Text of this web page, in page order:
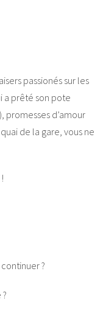
passionés sur les
a prêté son pote
promesses d’amour
de la gare, vous ne
?